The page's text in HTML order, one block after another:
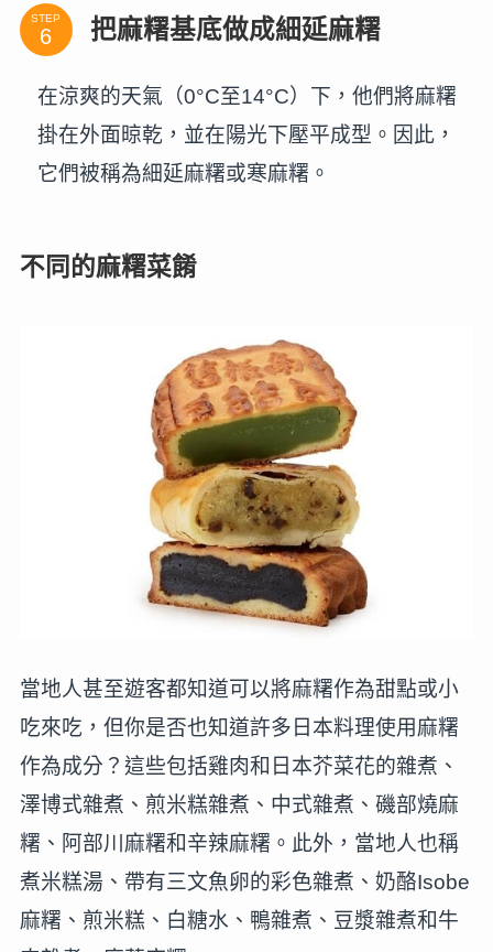
STEP 把麻糬基底做成細延麻糬
在涼爽的天氣（0°C至14°C）下，他們將麻糬
掛在外面晾乾，並在陽光下壓平成型。因此，
它們被稱為細延麻糬或寒麻糬。
不同的麻糬菜餚
當地人甚至遊客都知道可以將麻糬作為甜點或小
吃來吃，但你是否也知道許多日本料理使用麻糬
作為成分？這些包括雞肉和日本芥菜花的雜煮、
澤博式雜煮、煎米糕雜煮、中式雜煮、磯部燒麻
糬、阿部川麻糬和辛辣麻糬。此外，當地人也稱
煮米糕湯、帶有三文魚卵的彩色雜煮、奶酪Isobe
麻糬、煎米糕、白糖水、鴨雜煮、豆漿雜煮和牛